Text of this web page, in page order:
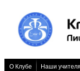
О Клубе Наши учителя